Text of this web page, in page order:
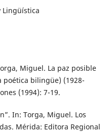
Lingüística
Miguel. La paz posible
bilingüe) (1928-
(1994): 7-19.
In: Torga, Miguel. Los
Mérida: Editora Regional